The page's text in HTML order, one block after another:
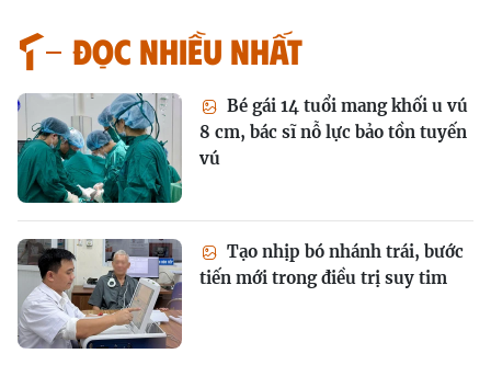
Đọc nhiều nhất
Bé gái 14 tuổi mang khối u vú
8 cm, bác sĩ nỗ lực bảo tồn tuyến
vú
Tạo nhịp bó nhánh trái, bước
tiến mới trong điều trị suy tim